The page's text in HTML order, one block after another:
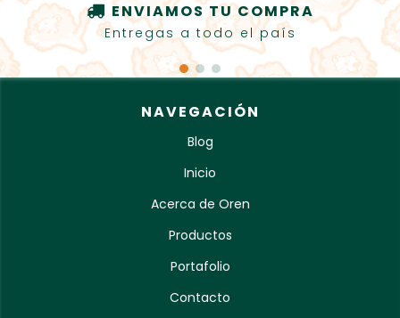
ENVIAMOS TU COMPRA
Entregas a todo el país
NAVEGACIÓN
Blog
Inicio
Acerca de Oren
Productos
Portafolio
Contacto